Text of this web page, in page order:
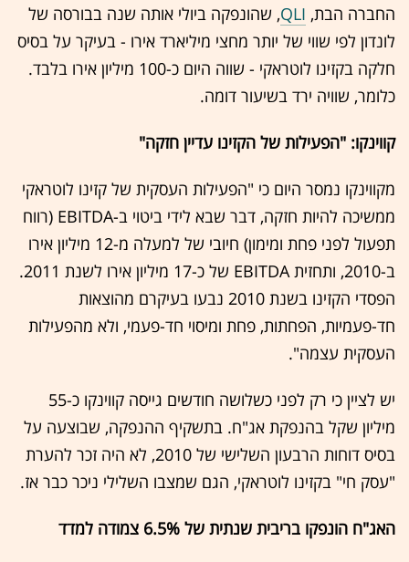
החברה הבת, QLI, שהונפקה ביולי אותה שנה בבורסה של
לונדון לפי שווי של יותר מחצי מיליארד אירו - בעיקר על בסיס
חלקה בקזינו לוטראקי - שווה היום כ-100 מיליון אירו בלבד.
כלומר, שוויה ירד בשיעור דומה.
קווינקו: "הפעילות של הקזינו עדיין חזקה"
מקווינקו נמסר היום כי "הפעילות העסקית של קזינו לוטראקי
ממשיכה להיות חזקה, דבר שבא לידי ביטוי ב-EBITDA (רווח
תפעול לפני פחת ומימון) חיובי של למעלה מ-12 מיליון אירו
ב-2010, ותחזית EBITDA של כ-17 מיליון אירו לשנת 2011.
הפסדי הקזינו בשנת 2010 נבעו בעיקרם מהוצאות
חד-פעמיות, הפחתות, פחת ומיסוי חד-פעמי, ולא מהפעילות
העסקית עצמה".
יש לציין כי רק לפני כשלושה חודשים גייסה קווינקו כ-55
מיליון שקל בהנפקת אג"ח. בתשקיף ההנפקה, שבוצעה על
בסיס דוחות הרבעון השלישי של 2010, לא היה זכר להערת
"עסק חי" בקזינו לוטראקי, הגם שמצבו השלילי ניכר כבר אז.
האג"ח הונפקו בריבית שנתית של 6.5% צמודה למדד